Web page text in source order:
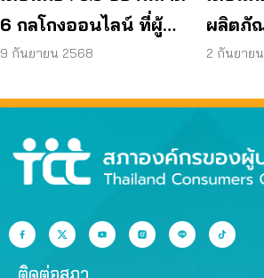
6 กลโกงออนไลน์ ที่ผู้
บริโภคโดนหลอกบ่อย
9 กันยายน 2568
ผลิตภั
JAPO
2 กันยาย